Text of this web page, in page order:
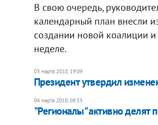
В свою очередь,
календарный план внесли
создании новой коалиции
неделе.
03 марта 2010, 19:09
Президент утвердил
04 марта 2010, 08:55
"Регионалы" активно делят